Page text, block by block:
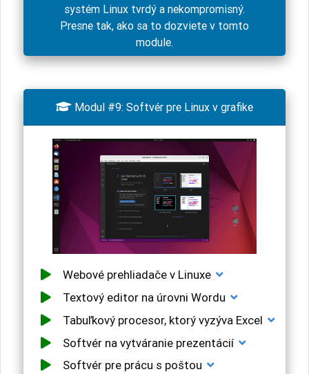
systém Linux tvrdý a nekompromisný.
Presne tak, ako sa to dozviete v tomto
module.
Modul #9: Softvér pre Linux v grafike
Webové prehliadače v Linuxe
Textový editor na úrovni Wordu
Tabuľkový procesor, ktorý vyzýva Excel
Softvér na vytváranie prezentácií
Softvér pre prácu s poštou